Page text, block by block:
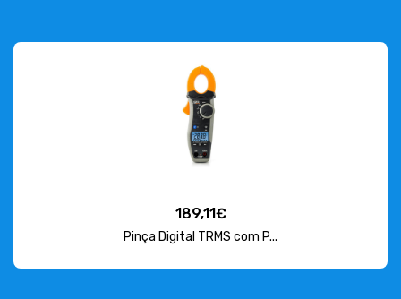
15,38€
Armadura Estanque para L...